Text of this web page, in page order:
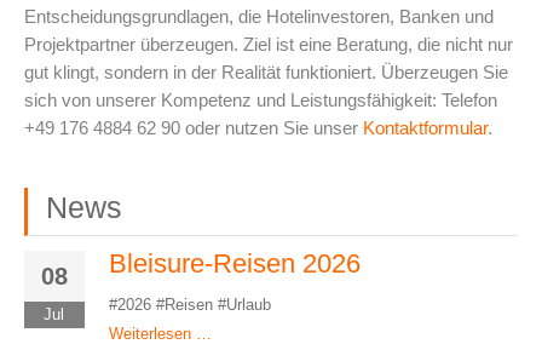
Entscheidungsgrundlagen, die Hotelinvestoren, Banken und
Projektpartner überzeugen. Ziel ist eine Beratung, die nicht nur
gut klingt, sondern in der Realität funktioniert. Überzeugen Sie
sich von unserer Kompetenz und Leistungsfähigkeit: Telefon
+49 176 4884 62 90 oder nutzen Sie unser Kontaktformular.
News
08
Jul
Bleisure-Reisen 2026
#2026 #Reisen #Urlaub
Weiterlesen …